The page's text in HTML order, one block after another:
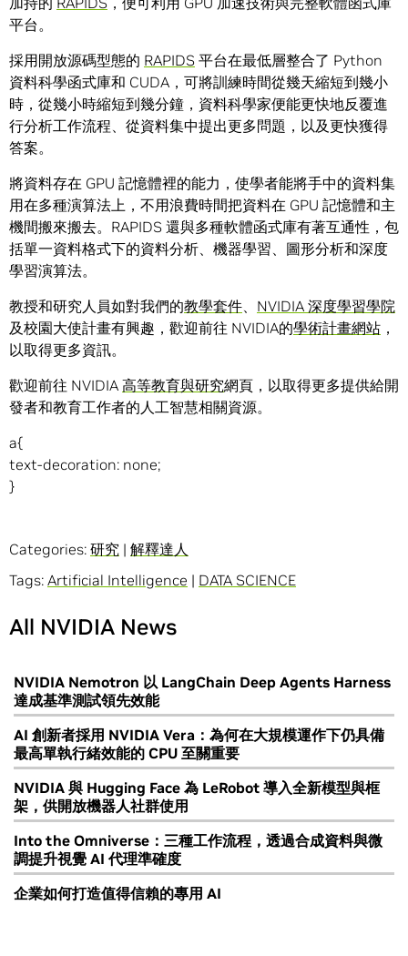
平台。
採用開放源碼型態的 RAPIDS 平台在最低層整合了 Python
資料科學函式庫和 CUDA，可將訓練時間從幾天縮短到幾小
時，從幾小時縮短到幾分鐘，資料科學家便能更快地反覆進
行分析工作流程、從資料集中提出更多問題，以及更快獲得
答案。
將資料存在 GPU 記憶體裡的能力，使學者能將手中的資料集
用在多種演算法上，不用浪費時間把資料在 GPU 記憶體和主
機間搬來搬去。RAPIDS 還與多種軟體函式庫有著互通性，包
括單一資料格式下的資料分析、機器學習、圖形分析和深度
學習演算法。
教授和研究人員如對我們的教學套件、 NVIDIA 深度學習學院
及校園大使計畫有興趣，歡迎前往 NVIDIA的學術計畫網站 ，
以取得更多資訊。
歡迎前往 NVIDIA 高等教育與研究網頁，以取得更多提供給開
發者和教育工作者的人工智慧相關資源。
a{
text-decoration: none;
}
Categories: 研究 | 解釋達人
Tags: Artificial Intelligence | DATA SCIENCE
All NVIDIA News
NVIDIA Nemotron 以 LangChain Deep Agents Harness
達成基準測試領先效能
AI 創新者採用 NVIDIA Vera：為何在大規模運作下仍具備
最高單執行緒效能的 CPU 至關重要
NVIDIA 與 Hugging Face 為 LeRobot 導入全新模型與框
架，供開放機器人社群使用
Into the Omniverse：三種工作流程，透過合成資料與微
調提升視覺 AI 代理準確度
企業如何打造值得信賴的專用 AI